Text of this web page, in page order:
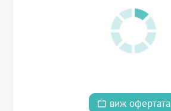
виж офертата